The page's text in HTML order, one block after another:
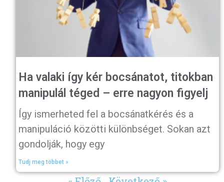
Ha valaki így kér bocsánatot, titokban
manipulál téged – erre nagyon figyelj
Így ismerheted fel a bocsánatkérés és a
manipuláció közötti különbséget. Sokan azt
gondolják, hogy egy
Tudj meg többet »